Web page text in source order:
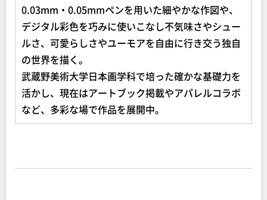
0.03mm・0.05mmペンを用いた細やかな作図や、
デジタル彩色を巧みに使いこなし不気味さやシュー
ルさ、可愛らしさやユーモアを自由に行き交う独自
の世界を描く。
武蔵野美術大学日本画学科で培った確かな基礎力を
活かし、現在はアートブック掲載やアパレルコラボ
など、多彩な場で作品を展開中。